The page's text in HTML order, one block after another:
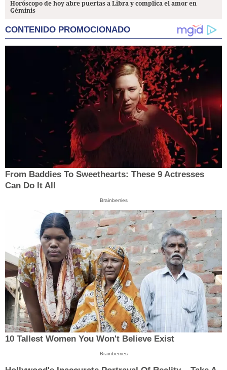
Horóscopo de hoy abre puertas a Libra y complica el amor en
Géminis
CONTENIDO PROMOCIONADO
From Baddies To Sweethearts: These 9 Actresses
Can Do It All
Brainberries
10 Tallest Women You Won't Believe Exist
Brainberries